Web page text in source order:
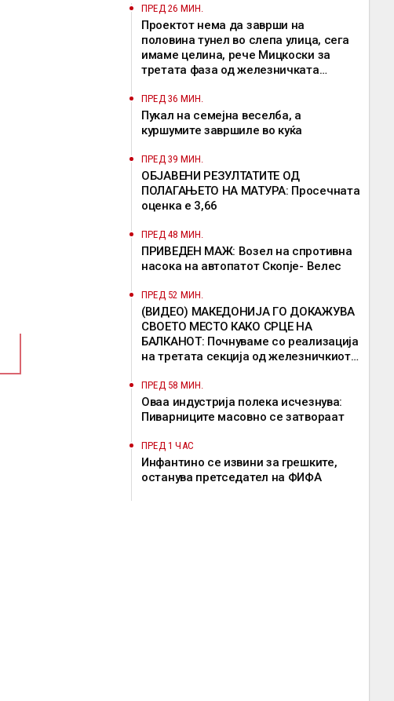
ПРЕД 26 МИН.
Проектот нема да заврши на
половина тунел во слепа улица, сега
имаме целина, рече Мицкоски за
третата фаза од железничката
ПРЕД 36 МИН.
Пукал на семејна веселба, а
куршумите завршиле во куќа
ПРЕД 39 МИН.
ОБЈАВЕНИ РЕЗУЛТАТИТЕ ОД
ПОЛАГАЊЕТО НА МАТУРА: Просечната
оценка е 3,66
ПРЕД 48 МИН.
ПРИВЕДЕН МАЖ: Возел на спротивна
насока на автопатот Скопје- Велес
ПРЕД 52 МИН.
(ВИДЕО) МАКЕДОНИЈА ГО ДОКАЖУВА
СВОЕТО МЕСТО КАКО СРЦЕ НА
БАЛКАНОТ: Почнуваме со реализација
на третата секција од железничкиот
ПРЕД 58 МИН.
Оваа индустрија полека исчезнува:
Пиварниците масовно се затвораат
ПРЕД 1 ЧАС
Инфантино се извини за грешките,
останува претседател на ФИФА